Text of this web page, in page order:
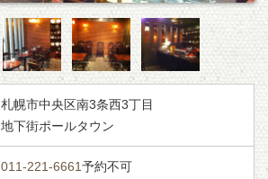
札幌市中央区南3条西3丁目
地下街ポールタウン
011-221-6661予約不可